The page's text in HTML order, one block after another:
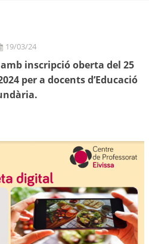
19/03/24
inscripció oberta del 25
per a docents d’Educació